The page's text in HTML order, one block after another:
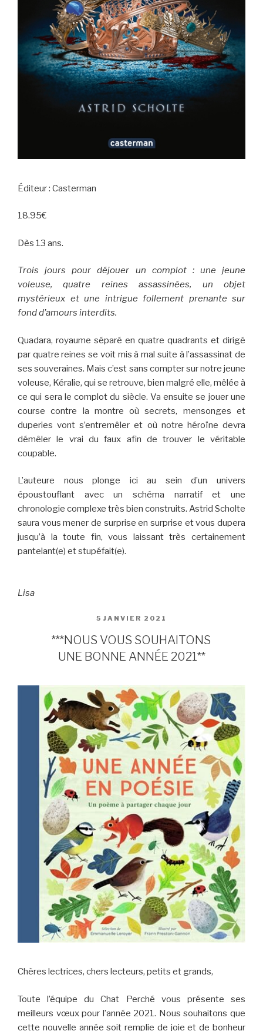
Éditeur : Casterman
18.95€
Dès 13 ans.
Trois jours pour déjouer un complot : une jeune
voleuse, quatre reines assassinées, un objet
mystérieux et une intrigue follement prenante sur
fond d’amours interdits.
Quadara, royaume séparé en quatre quadrants et dirigé
par quatre reines se voit mis à mal suite à l’assassinat de
ses souveraines. Mais c’est sans compter sur notre jeune
voleuse, Kéralie, qui se retrouve, bien malgré elle, mêlée à
ce qui sera le complot du siècle. Va ensuite se jouer une
course contre la montre où secrets, mensonges et
duperies vont s’entremêler et où notre héroïne devra
démêler le vrai du faux afin de trouver le véritable
coupable.
L’auteure nous plonge ici au sein d’un univers
époustouflant avec un schéma narratif et une
chronologie complexe très bien construits. Astrid Scholte
saura vous mener de surprise en surprise et vous dupera
jusqu’à la toute fin, vous laissant très certainement
pantelant(e) et stupéfait(e).
Lisa
PUBLIÉ
5 JANVIER 2021
***NOUS VOUS SOUHAITONS
UNE BONNE ANNÉE 2021**
Chères lectrices, chers lecteurs, petits et grands,
Toute l’équipe du Chat Perché vous présente ses
meilleurs vœux pour l’année 2021. Nous souhaitons que
cette nouvelle année soit remplie de joie et de bonheur